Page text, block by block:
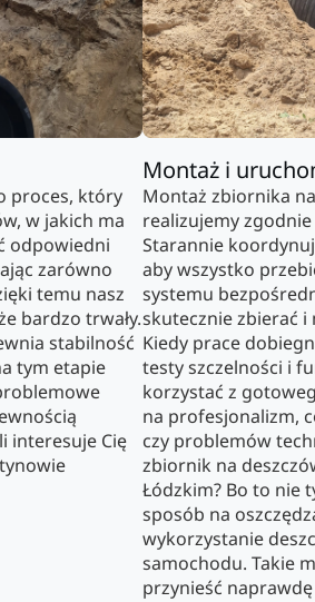
proces, który
w jakich ma
odpowiedni
zarówno
temu nasz
bardzo trwały.
stabilność
tym etapie
interesuje Cię
Montaż i
Montaż zbiornika
realizujemy
Starannie
aby wszystko
systemu
skutecznie zbierać i
Kiedy prace
testy szczelności i
korzystać z
na profesjonalizm,
czy problemów
zbiornik na
Łódzkim? Bo to nie
sposób na
wykorzystanie
samochodu. Takie
przynieść